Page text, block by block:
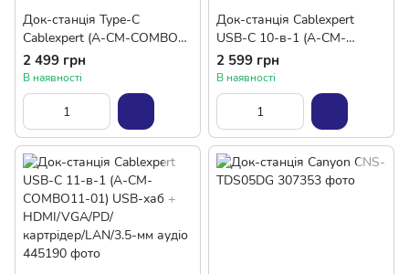
Док-станція Type-C
Cablexpert (A-CM-COMBO9-
01)
2 499 грн
В наявності
Док-станція Cablexpert
USB-C 10-в-1 (A-CM-
COMBO10-01) USB-хаб +
HDMI/VGA/PD/
картрідер/LAN/3.5-мм аудіо
2 599 грн
В наявності